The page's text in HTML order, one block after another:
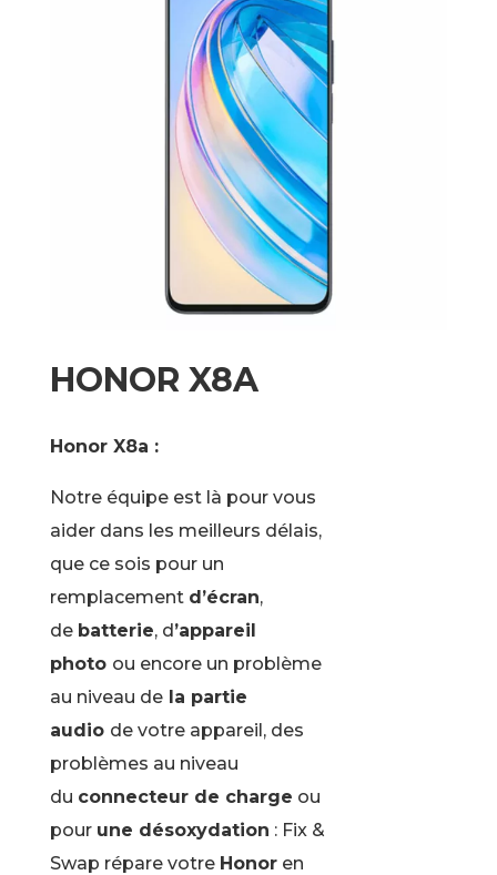
HONOR X8A
Honor X8a :
Notre équipe est là pour vous
aider dans les meilleurs délais,
que ce sois pour un
remplacement d’écran,
de batterie, d’appareil
photo ou encore un problème
au niveau dela partie
audio de votre appareil, des
problèmes au niveau
du connecteur de charge ou
pour une désoxydation : Fix &
Swap répare votre Honoren